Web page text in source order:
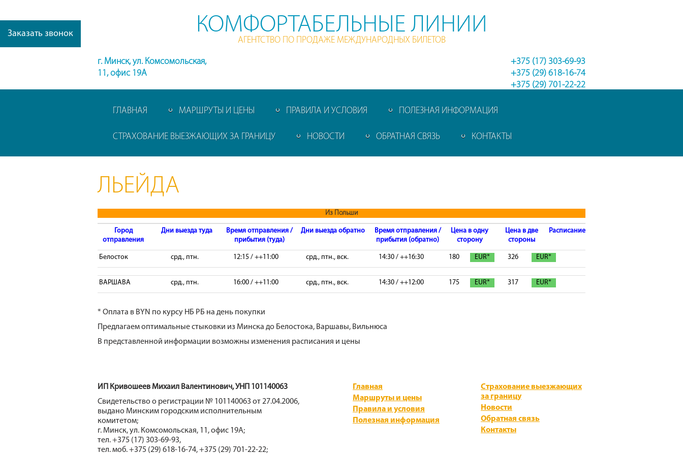
Заказать звонок КОМФОРТАБЕЛЬНЫЕ ЛИНИИ
АГЕНТСТВО ПО ПРОДАЖЕ МЕЖДУНАРОДНЫХ БИЛЕТОВ
г. Минск, ул. Комсомольская,
11, офис 19А
+375 (17) 303-69-93
+375 (29) 618-16-74
+375 (29) 701-22-22
ГЛАВНАЯ МАРШРУТЫ И ЦЕНЫ ПРАВИЛА И УСЛОВИЯ ПОЛЕЗНАЯ ИНФОРМАЦИЯ
СТРАХОВАНИЕ ВЫЕЗЖАЮЩИХ ЗА ГРАНИЦУ НОВОСТИ ОБРАТНАЯ СВЯЗЬ КОНТАКТЫ
ЛЬЕЙДА
Из Польши
Город
отправления
Дни выезда туда
Время отправления /
прибытия (туда)
Дни выезда обратно
Время отправления /
прибытия (обратно)
Цена в одну
сторону
Цена в две
стороны
Расписание
Белосток срд., птн. 12:15 / ++11:00 срд., птн., вск. 14:30 / ++16:30 180 EUR* 326 EUR*
ВАРШАВА срд., птн. 16:00 / ++11:00 срд., птн., вск. 14:30 / ++12:00 175 EUR* 317 EUR*
* Оплата в BYN по курсу НБ РБ на день покупки
Предлагаем оптимальные стыковки из Минска до Белостока, Варшавы, Вильнюса
В представленной информации возможны изменения расписания и цены
ИП Кривошеев Михаил Валентинович, УНП 101140063
Свидетельство о регистрации № 101140063 от 27.04.2006,
выдано Минским городским исполнительным
комитетом;
г. Минск, ул. Комсомольская, 11, офис 19А;
тел. +375 (17) 303-69-93,
тел. моб. +375 (29) 618-16-74, +375 (29) 701-22-22;
Главная
Маршруты и цены
Правила и условия
Полезная информация
Страхование выезжающих
за границу
Новости
Обратная связь
Контакты